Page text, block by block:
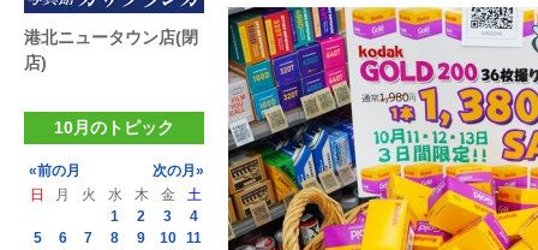
港北ニュータウン店(閉
店)
10月のトピック
«前の月
次の月»
日
月 火 水 木 金
土
1
2 3
4
5
6 7 8 9 10
11